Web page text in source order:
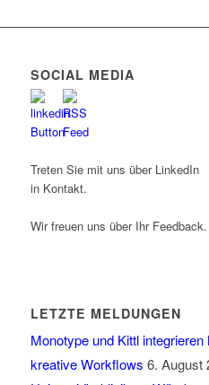
SOCIAL MEDIA
Treten Sie mit uns über LinkedIn
in Kontakt.
Wir freuen uns über Ihr Feedback.
LETZTE MELDUNGEN
Monotype und Kittl
kreative Workflows 6. August